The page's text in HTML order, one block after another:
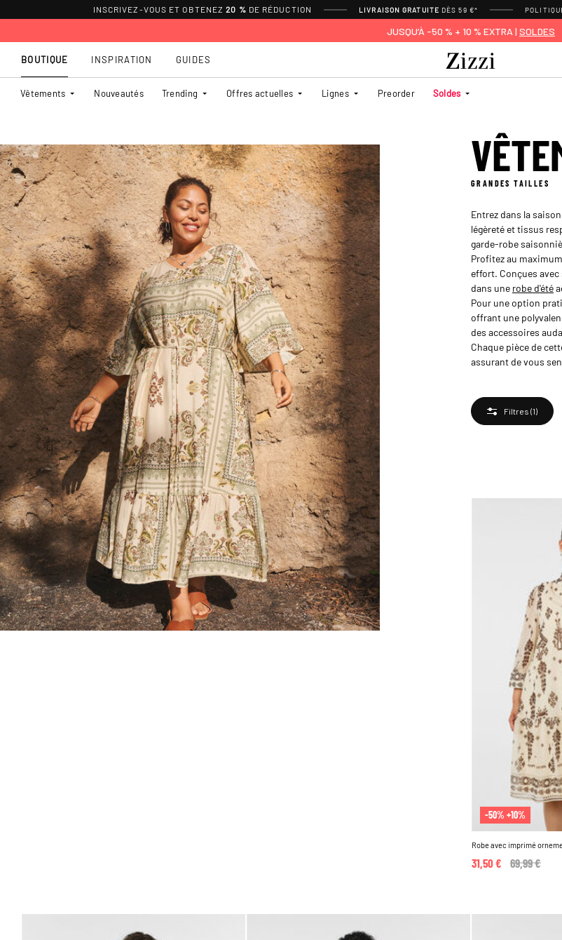
INSCRIVEZ-VOUS ET OBTENEZ 20 % DE RÉDUCTION LIVRAISON GRATUITE DÈS 59 €*
JUSQU’À -50 % + 10 % EXTRA | SOLDES
BOUTIQUE
Vêtements Nouveautés Trending Offres actuelles Lignes Preorder Soldes
INSPIRATION GUIDES
GRANDES TAILLES
Entrez dans la
légèreté et tissus
garde-robe
Profitez au
effort. Conçues
dans une robe d'été
Pour une option
offrant une
des accessoires
Chaque pièce de
assurant de vous
Filtres (1)
-50% +10%
Robe avec imprimé
Price
69,99 €
31,50 €